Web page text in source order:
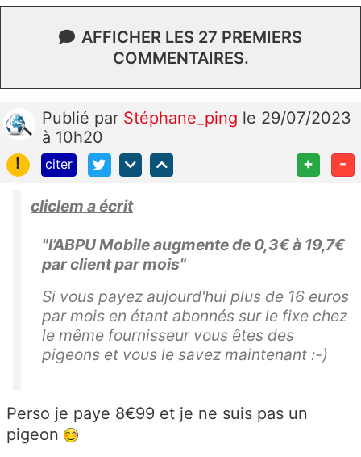
AFFICHER LES 27 PREMIERS
COMMENTAIRES.
Publié par Stéphane_ping le 29/07/2023
à 10h20
!
citer + -
cliclem a écrit
"l’ABPU Mobile augmente de 0,3€ à 19,7€
par client par mois"
Si vous payez aujourd'hui plus de 16 euros
par mois en étant abonnés sur le fixe chez
le même fournisseur vous êtes des
pigeons et vous le savez maintenant :-)
Perso je paye 8€99 et je ne suis pas un
pigeon